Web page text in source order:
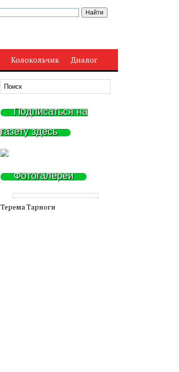
Колокольчик Диалог
Подписаться на
газету здесь
Фотогалереи
Терема Тарноги